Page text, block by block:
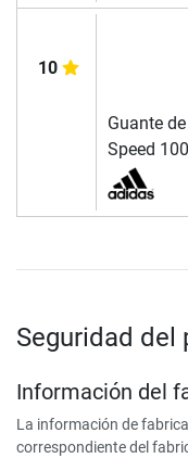
10
Guante
Speed 100
Seguridad del
Información del
La información de
correspondiente del